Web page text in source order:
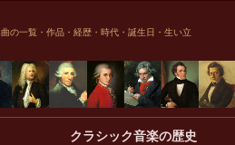
の一覧・作品・経歴・時代・誕生日・生い立
クラシック音楽の歴史